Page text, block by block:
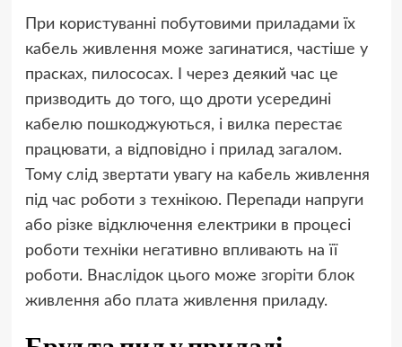
При користуванні побутовими приладами їх
кабель живлення може загинатися, частіше у
прасках, пилососах. І через деякий час це
призводить до того, що дроти усередині
кабелю пошкоджуються, і вилка перестає
працювати, а відповідно і прилад загалом.
Тому слід звертати увагу на кабель живлення
під час роботи з технікою. Перепади напруги
або різке відключення електрики в процесі
роботи техніки негативно впливають на її
роботи. Внаслідок цього може згоріти блок
живлення або плата живлення приладу.